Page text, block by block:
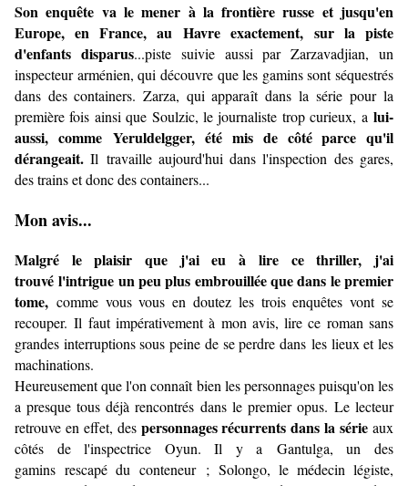
Son enquête va le mener à la frontière russe et jusqu'en
Europe, en France, au Havre exactement, sur la piste
d'enfants disparus...piste suivie aussi par Zarzavadjian, un
inspecteur arménien, qui découvre que les gamins sont séquestrés
dans des containers. Zarza, qui apparaît dans la série pour la
première fois ainsi que Soulzic, le journaliste trop curieux, alui-
aussi, comme Yeruldelgger,été mis de côté parce qu'il
dérangeait.Il travaille aujourd'hui dans l'inspection des gares,
des trains et donc des containers...
Mon avis...
Malgré le plaisir que j'ai eu à lire ce thriller, j'ai
trouvé l'intrigue un peu plus embrouillée que dans le premier
tome, comme vous vous en doutez les trois enquêtes vont se
recouper. Il faut impérativement à mon avis, lire ce roman sans
grandes interruptions sous peine de se perdre dans les lieux et les
machinations.
Heureusement que l'on connaît bien les personnages puisqu'on les
a presque tous déjà rencontrés dans le premier opus. Le lecteur
retrouve en effet, des personnages récurrents dans la série aux
côtés de l'inspectrice Oyun. Il y a Gantulga, un des
gamins rescapé du conteneur ; Solongo, le médecin légiste,